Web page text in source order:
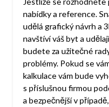
nabídky a reference.
udělá grafický návrh a
navštíví váš byt a
budete za užitečné
problémy. Pokud se
kalkulace vám bude
s příslušnou firmou
a bezpečnější v